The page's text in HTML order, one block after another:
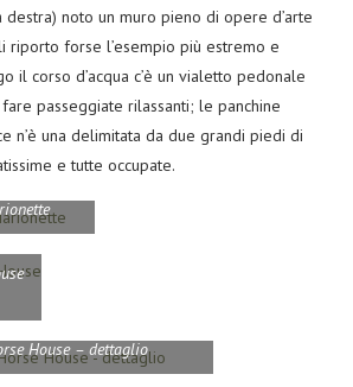
destra) noto un muro pieno di opere d’arte
riporto forse l’esempio più estremo e
il corso d’acqua c’è un vialetto pedonale
passeggiate rilassanti; le panchine
n’è una delimitata da due grandi piedi di
e tutte occupate.
House – dettaglio